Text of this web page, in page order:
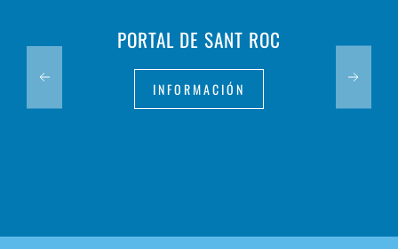
PORTAL DE SANT ROC
INFORMACIÓN